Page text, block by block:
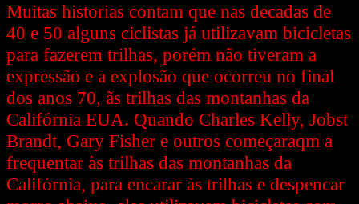
Muitas historias contam que nas decadas de
40 e 50 alguns ciclistas já utilizavam bicicletas
para fazerem trilhas, porém não tiveram a
expressão e a explosão que ocorreu no final
dos anos 70, ãs trilhas das montanhas da
Califórnia EUA. Quando Charles Kelly, Jobst
Brandt, Gary Fisher e outros começaraqm a
frequentar às trilhas das montanhas da
Califórnia, para encarar às trilhas e despencar